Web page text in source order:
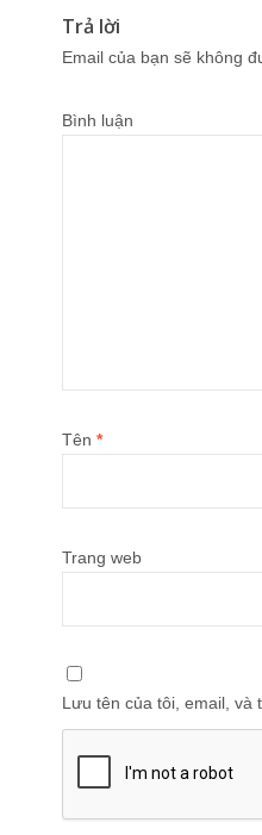
Trả lời
Email của bạn sẽ không
Bình luận
Tên *
Trang web
Lưu tên của tôi, email, và